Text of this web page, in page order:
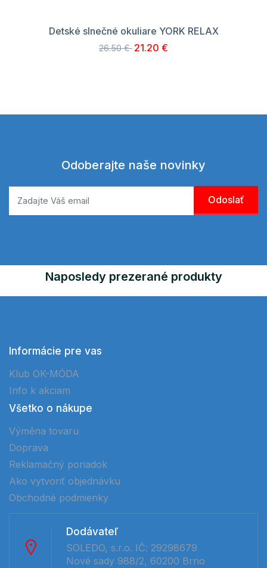
Detské slnečné okuliare YORK RELAX
26.50 € 21.20 €
Odoberajte naše novinky
Naposledy prezerané produkty
Informácie pre vas
Klub OK-MÓDA
Info k akciam
Všetko o nákupe
Výměna tovaru
Doprava
Reklamačný poriadok
Ako vytvoriť objednávku
Obchodné podmienky
Dodávateľ
SOLEDO, s.r.o. IČ: 29298679
Nové sady 988/2, 60200 Brno